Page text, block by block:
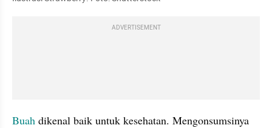
ADVERTISEMENT
Buah dikenal baik untuk kesehatan. Mengonsumsinya